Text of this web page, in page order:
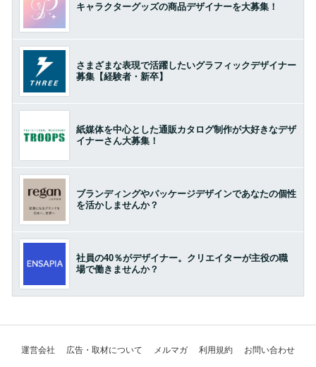
キャラクターグッズの商品デザイナーを大募集！
さまざまな表現で活躍したいグラフィックデザイナー
募集【経験者・新卒】
紙媒体を中心とした通販カタログ制作が大好きなデザ
イナーさん大募集！
ブランディングやパッケージデザインであなたの個性
を活かしませんか？
社員の40％がデザイナー。クリエイターが主役の職
場で働きませんか？
運営会社 広告・取材について メルマガ 利用規約 お問い合わせ